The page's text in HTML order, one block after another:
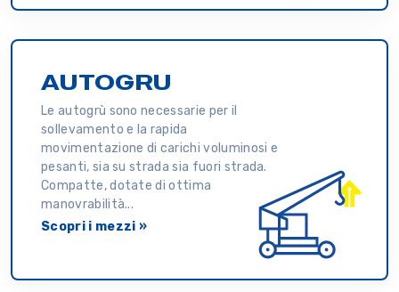
AUTOGRU
Le autogrù sono necessarie per il
sollevamento e la rapida
movimentazione di carichi voluminosi e
pesanti, sia su strada sia fuori strada.
Compatte, dotate di ottima
manovrabilità...
Scopri i mezzi »